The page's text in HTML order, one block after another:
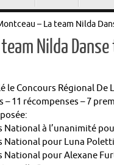
– La team Nilda
Nilda
le Concours Régional De
– 11 récompenses – 7
National à l’unanimité
National pour Luna Poletti
National pour Alexane